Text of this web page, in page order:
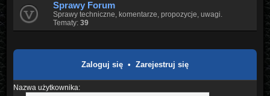
Sprawy Forum
Sprawy techniczne, komentarze, propozycje, uwagi.
Tematy: 39
Zaloguj się• Zarejestruj się
Nazwa użytkownika: